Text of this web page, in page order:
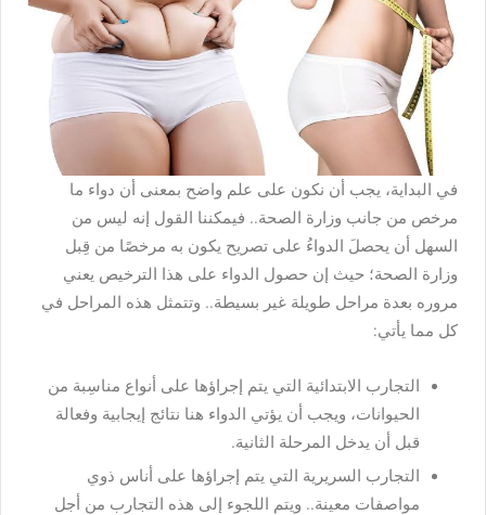
في البداية، يجب أن نكون على علم واضح بمعنى أن دواء ما
مرخص من جانب وزارة الصحة.. فيمكننا القول إنه ليس من
السهل أن يحصلَ الدواءُ على تصريح يكون به مرخصًا من قِبل
وزارة الصحة؛ حيث إن حصول الدواء على هذا الترخيص يعني
مروره بعدة مراحل طويلة غير بسيطة.. وتتمثل هذه المراحل في
كل مما يأتي:
التجارب الابتدائية التي يتم إجراؤها على أنواع مناسِبة من
الحيوانات، ويجب أن يؤتي الدواء هنا نتائج إيجابية وفعالة
قبل أن يدخل المرحلة الثانية.
التجارب السريرية التي يتم إجراؤها على أناس ذوي
مواصفات معينة.. ويتم اللجوء إلى هذه التجارب من أجل